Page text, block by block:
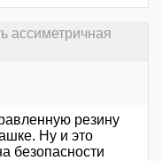
ассиметричная
резину
Ну и это
безопасности